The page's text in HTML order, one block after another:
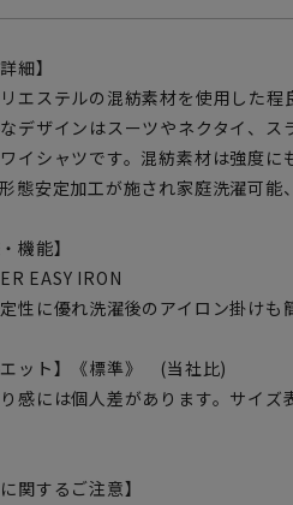
細】
エステルの混紡素材を使用した
デザインはスーツやネクタイ、
イシャツです。混紡素材は強度に
態安定加工が施され家庭洗濯可
機能】
EASY IRON
性に優れ洗濯後のアイロン掛けも
エット】《標準》 (当社比)
感には個人差があります。サイズ
に関するご注意】